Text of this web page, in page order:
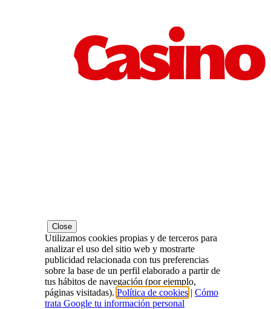
Close
Utilizamos cookies propias y de terceros para
analizar el uso del sitio web y mostrarte
publicidad relacionada con tus preferencias
sobre la base de un perfil elaborado a partir de
tus hábitos de navegación (por ejemplo,
páginas visitadas). Política de cookies | Cómo
trata Google tu información personal